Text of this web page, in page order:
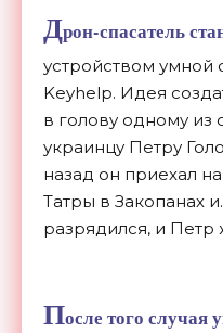
Дрон-спасатель
устройством умной
Keyhelp. Идея
в голову одному из
украинцу Петру
назад он приехал
Татры в Закопанах
разрядился, и
После того случая